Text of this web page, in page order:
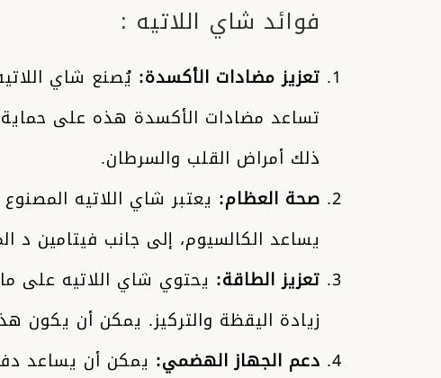
فوائد شاي اللاتيه :
تعزيز مضادات الأكسدة: يُصنع شاي
تساعد مضادات الأكسدة هذه على حماية
ذلك أمراض القلب والسرطان.
صحة العظام: يعتبر شاي اللاتيه
يساعد الكالسيوم، إلى جانب فيتامين
تعزيز الطاقة: يحتوي شاي اللاتيه على
زيادة اليقظة والتركيز. يمكن أن يكون
دعم الجهاز الهضمي: يمكن أن يساعد